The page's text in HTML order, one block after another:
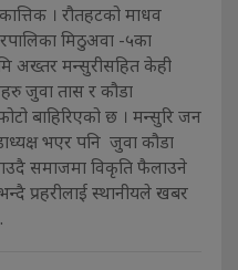
। रौतहटको माधव
मिठुअवा -५का
अख्तर मन्सुरीसहित केही
जुवा तास र कौडा
बाहिरिएको छ । मन्सुरि जन
भएर पनि जुवा कौडा
समाजमा विकृति फैलाउने
प्रहरीलाई स्थानीयले खबर